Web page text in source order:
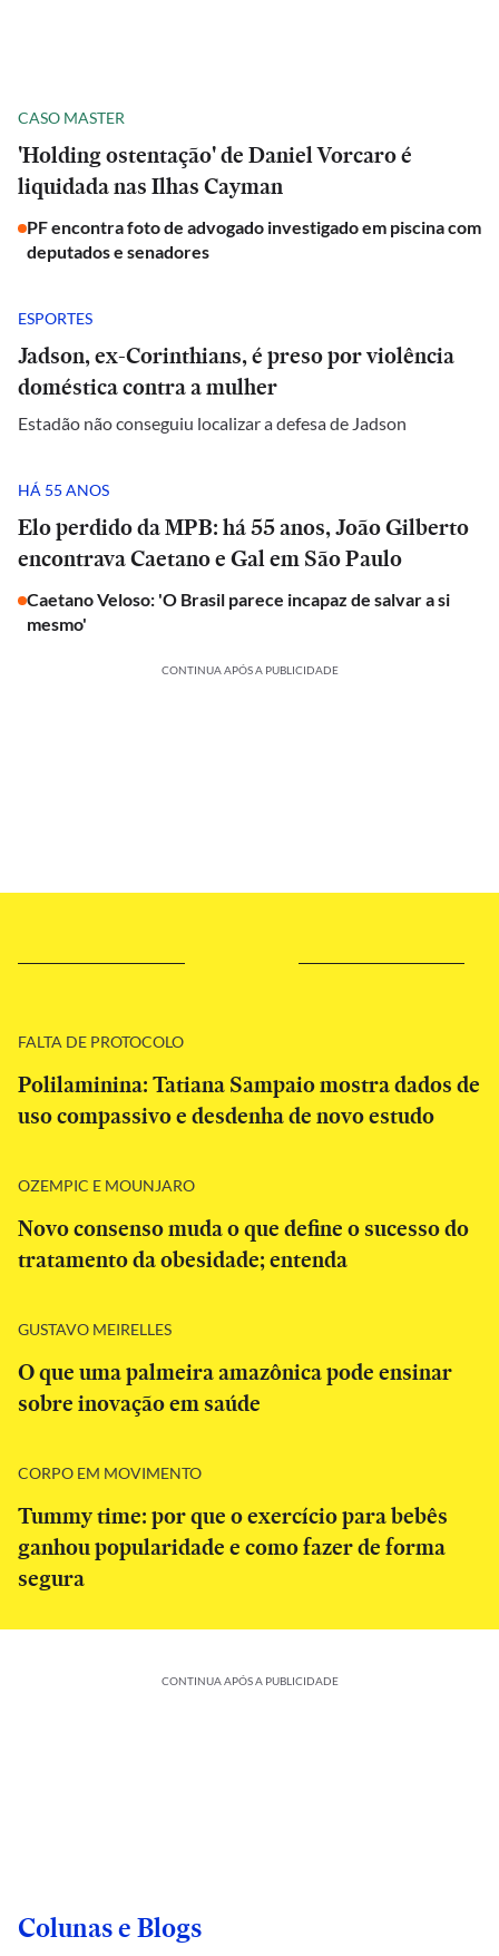
CASO MASTER
'Holding ostentação' de Daniel Vorcaro é
liquidada nas Ilhas Cayman
PF encontra foto de advogado investigado em piscina com
deputados e senadores
ESPORTES
Jadson, ex-Corinthians, é preso por violência
doméstica contra a mulher
Estadão não conseguiu localizar a defesa de Jadson
HÁ 55 ANOS
Elo perdido da MPB: há 55 anos, João Gilberto
encontrava Caetano e Gal em São Paulo
Caetano Veloso: 'O Brasil parece incapaz de salvar a si
mesmo'
CONTINUA APÓS A PUBLICIDADE
FALTA DE PROTOCOLO
Polilaminina: Tatiana Sampaio mostra dados de
uso compassivo e desdenha de novo estudo
OZEMPIC E MOUNJARO
Novo consenso muda o que define o sucesso do
tratamento da obesidade; entenda
GUSTAVO MEIRELLES
O que uma palmeira amazônica pode ensinar
sobre inovação em saúde
CORPO EM MOVIMENTO
Tummy time: por que o exercício para bebês
ganhou popularidade e como fazer de forma
segura
CONTINUA APÓS A PUBLICIDADE
Colunas e Blogs